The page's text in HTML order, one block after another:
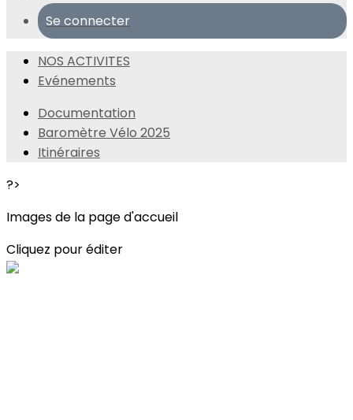
Se connecter
NOS ACTIVITES
Evénements
Documentation
Baromètre Vélo 2025
Itinéraires
?>
Images de la page d'accueil
Cliquez pour éditer